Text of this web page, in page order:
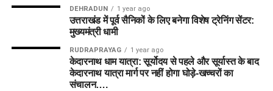
DEHRADUN 1 year ago
उत्तराखंड में पूर्व सैनिकों के लिए बनेगा विशेष ट्रेनिंग सेंटर:
मुख्यमंत्री धामी
RUDRAPRAYAG 1 year ago
केदारनाथ धाम यात्रा: सूर्योदय से पहले और सूर्यास्त के बाद
केदारनाथ यात्रा मार्ग पर नहीं होगा घोड़े-खच्चरों का
संचालन….